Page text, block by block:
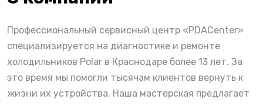
Профессиональный сервисный центр «PDACenter»
специализируется на диагностике и ремонте
холодильников Polar в Краснодаре более 13 лет. За
это время мы помогли тысячам клиентов вернуть к
жизни их устройства. Наша мастерская предлагает